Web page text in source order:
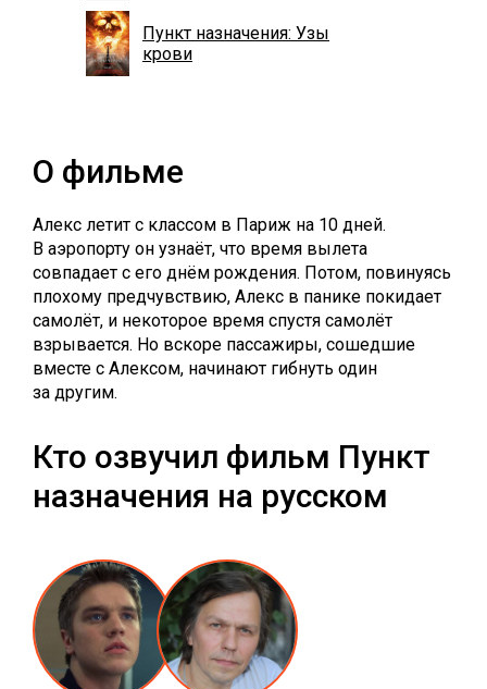
Пункт назначения: Узы
крови
О фильме
Алекс летит с классом в Париж на 10 дней.
В аэропорту он узнаёт, что время вылета
совпадает с его днём рождения. Потом, повинуясь
плохому предчувствию, Алекс в панике покидает
самолёт, и некоторое время спустя самолёт
взрывается. Но вскоре пассажиры, сошедшие
вместе с Алексом, начинают гибнуть один
за другим.
Кто озвучил фильм Пункт
назначения на русском